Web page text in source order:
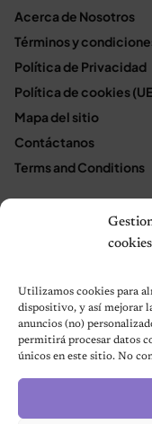
cookies
Utilizamos cookies para
dispositivo, y así mejorar
anuncios (no)
permitirá procesar datos
únicos en este sitio. No
Acerca de Nosotros
Términos y
Política de Privacidad
Política de cookies
Mapa del sitio
Contáctanos
Terms and Conditions
©